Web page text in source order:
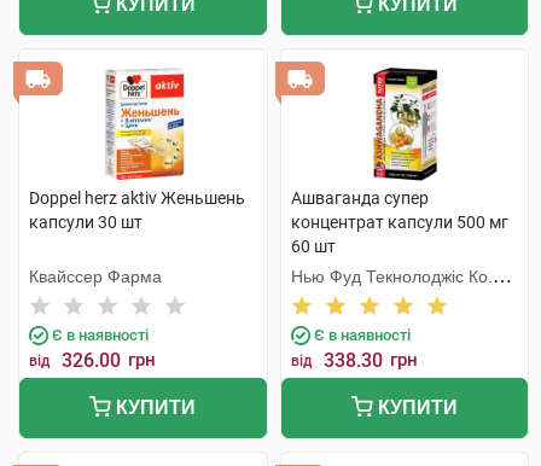
КУПИТИ КУПИТИ
Doppel herz aktiv Женьшень
капсули 30 шт
Квайссер Фарма
Є в наявності
від 326.00 грн
КУПИТИ
Ашваганда супер
концентрат капсули 500 мг
60 шт
Нью Фуд Текнолоджіс Ко.
Лтд
Є в наявності
від 338.30 грн
КУПИТИ